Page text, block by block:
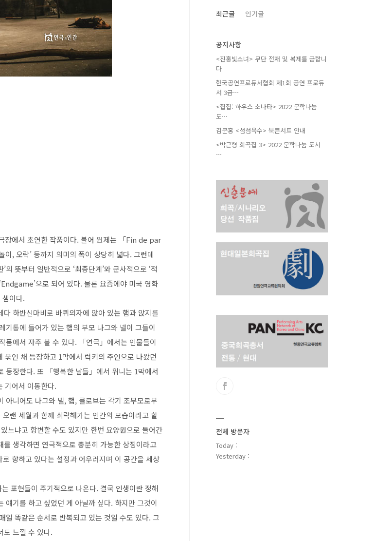
장에서 초연한 작품이다. 불어 원제는 「Fin de par
이,오락’등까지 의미의 폭이 상당히 넓다. 그런데
’의 뜻부터 일반적으로 ‘최종단계’와 군사적으로 ‘적
‘Endgame’으로 되어 있다. 물론 요즘에야 미국 영화
셈이다.
다 하반신마비로 바퀴의자에 앉아 있는 햄과 앉지를
기통에 들어가 있는 햄의 부모 나그와 넬이 그들이
품에서 자주 볼 수 있다. 「연극 」 에서는 인물들이
묶인 채 등장하고 1막에서 럭키의 주인으로 나왔던
등장한다. 또 「행복한 날들 」 에서 위니는 1막에서
기어서 이동한다.
아니어도 나그와 넬,햄,클로브는 각기 조부모로부
랜 세월과 함께 쇠락해가는 인간의 모습이라고 할
느냐고 항변할 수도 있지만 한번 요양원으로 들어간
생각하면 연극적으로 충분히 가능한 상징이라고
향하고 있다는 설정과 어우러지며 이 공간을 세상
표현들이 주기적으로 나온다. 결국 인생이란 정해
얘기를 하고 싶었던 게 아닐까 싶다. 하지만 그것이
일 똑같은 순서로 반복되고 있는 것일 수도 있다. 그
도 느낄 수 있다.
최근글 인기글
공지사항
<진홍빛소녀> 무단 전재 및 복제를 금합니
다
한국공연프로듀서협회 제1회 공연 프로듀
서 3급⋯
<집집: 하우스 소나타> 2022 문학나눔
도⋯
김문홍 <섬섬옥수> 북콘서트 안내
<박근형 희곡집 3> 2022 문학나눔 도서
⋯
전체 방문자
Today :
Yesterday :